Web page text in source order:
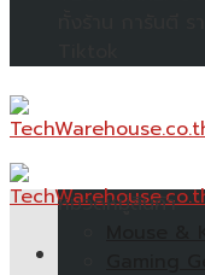
หมวดหมู่สินค้า